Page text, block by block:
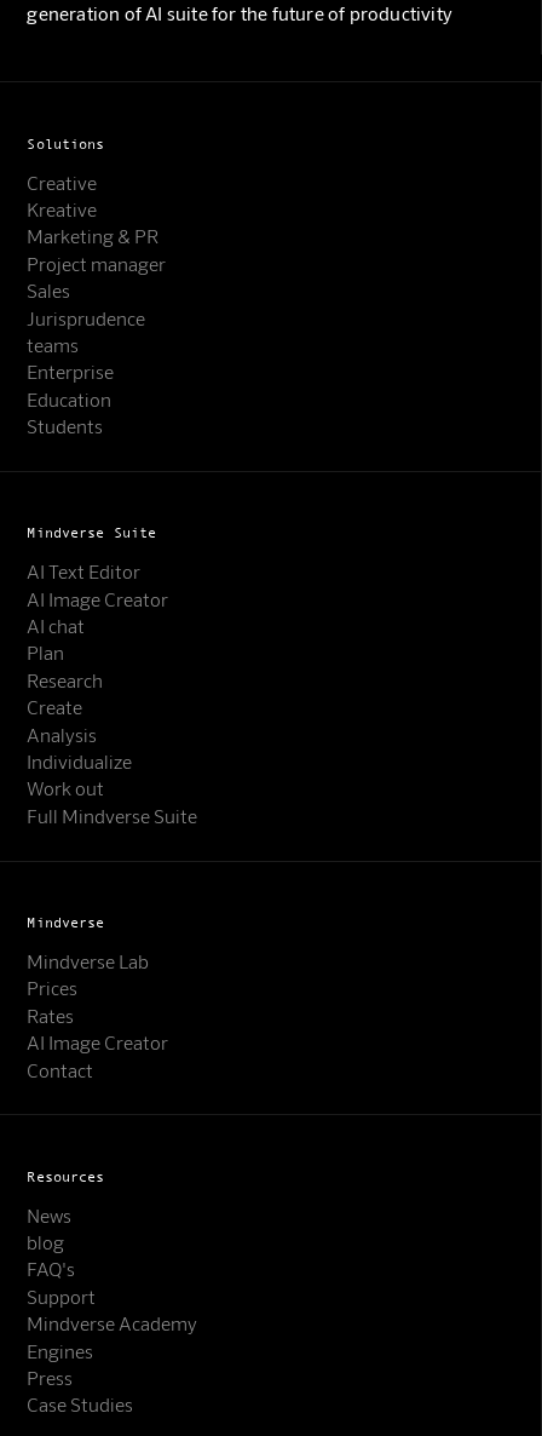
Online · KI-Assistent
generation of AI suite for the future of productivity
Solutions
Creative
Kreative
Marketing & PR
Project manager
Sales
Jurisprudence
teams
Enterprise
Education
Students
Mindverse Suite
AI Text Editor
AI Image Creator
AI chat
Plan
Research
Create
Analysis
Individualize
Work out
Full Mindverse Suite
Mindverse
Mindverse Lab
Prices
Rates
AI Image Creator
Contact
Resources
News
blog
FAQ's
Support
Mindverse Academy
Engines
Press
Case Studies